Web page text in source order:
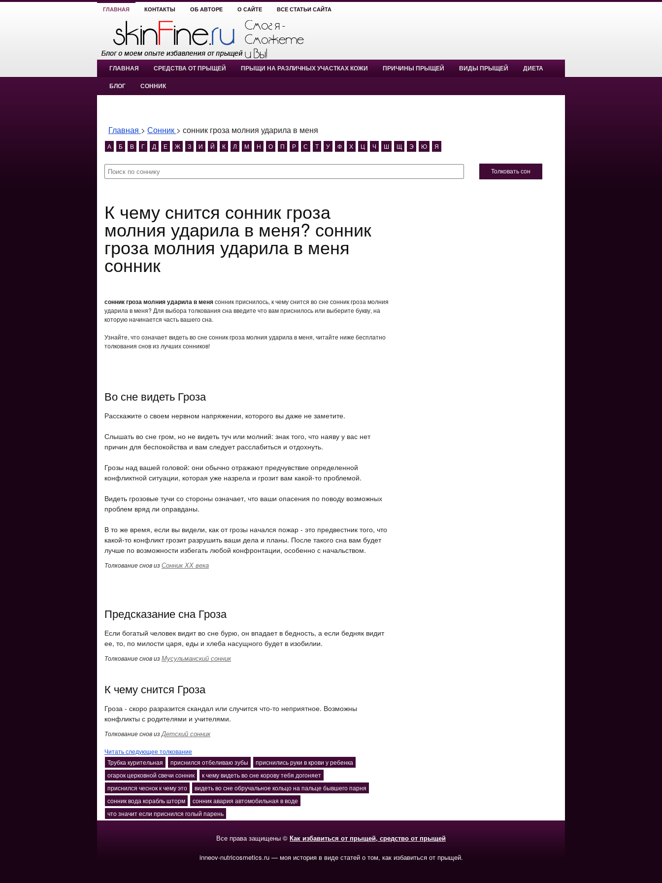
ГЛАВНАЯ КОНТАКТЫ ОБ АВТОРЕ О САЙТЕ ВСЕ СТАТЬИ САЙТА
ГЛАВНАЯ СРЕДСТВА ОТ ПРЫЩЕЙ ПРЫЩИ НА РАЗЛИЧНЫХ УЧАСТКАХ КОЖИ ПРИЧИНЫ ПРЫЩЕЙ ВИДЫ ПРЫЩЕЙ ДИЕТА
БЛОГ СОННИК
Главная > Сонник > сонник гроза молния ударила в меня
А Б В Г Д Е Ж З И Й К Л М Н О П Р С Т У Ф Х Ц Ч Ш Щ Э Ю Я
Толковать сон
К чему снится сонник гроза
молния ударила в меня? сонник
гроза молния ударила в меня
сонник
сонник гроза молния ударила в менясонник приснилось, к чему снится во сне сонник гроза молния
ударила в меня? Для выбора толкования сна введите что вам приснилось или выберите букву, на
которую начинается часть вашего сна.
Узнайте, что означает видеть во сне сонник гроза молния ударила в меня, читайте ниже бесплатно
толкования снов из лучших сонников!
Во сне видеть Гроза
Расскажите о своем нервном напряжении, которого вы даже не заметите.
Слышать во сне гром, но не видеть туч или молний: знак того, что наяву у вас нет
причин для беспокойства и вам следует расслабиться и отдохнуть.
Грозы над вашей головой: они обычно отражают предчувствие определенной
конфликтной ситуации, которая уже назрела и грозит вам какой-то проблемой.
Видеть грозовые тучи со стороны означает, что ваши опасения по поводу возможных
проблем вряд ли оправданы.
В то же время, если вы видели, как от грозы начался пожар - это предвестник того, что
какой-то конфликт грозит разрушить ваши дела и планы. После такого сна вам будет
лучше по возможности избегать любой конфронтации, особенно с начальством.
Толкование снов изСонник ХХ века
Предсказание сна Гроза
Если богатый человек видит во сне бурю, он впадает в бедность, а если бедняк видит
ее, то, по милости царя, еды и хлеба насущного будет в изобилии.
Толкование снов изМусульманский сонник
К чему снится Гроза
Гроза - скоро разразится скандал или случится что-то неприятное. Возможны
конфликты с родителями и учителями.
Толкование снов изДетский сонник
Читать следующее толкование
Трубка курительная
приснился отбеливаю зубы
приснились руки в крови у ребенка
огарок церковной свечи сонник
к чему видеть во сне корову тебя догоняет
приснился чеснок к чему это
видеть во сне обручальное кольцо на пальце бывшего парня
сонник вода корабль шторм
сонник авария автомобильная в воде
что значит если приснился голый парень
Все права защищены © Как избавиться от прыщей, средство от прыщей
inneov-nutricosmetics.ru — моя история в виде статей о том, как избавиться от прыщей.